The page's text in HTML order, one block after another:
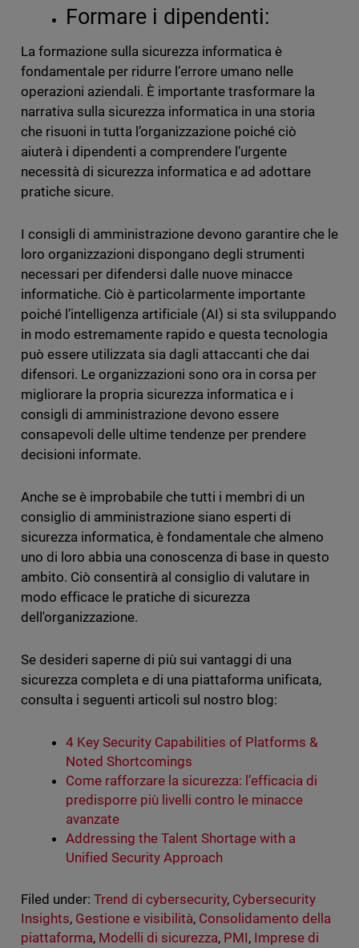
Formare i dipendenti:
La formazione sulla sicurezza informatica è
fondamentale per ridurre l’errore umano nelle
operazioni aziendali. È importante trasformare la
narrativa sulla sicurezza informatica in una storia
che risuoni in tutta l’organizzazione poiché ciò
aiuterà i dipendenti a comprendere l’urgente
necessità di sicurezza informatica e ad adottare
pratiche sicure.
I consigli di amministrazione devono garantire che le
loro organizzazioni dispongano degli strumenti
necessari per difendersi dalle nuove minacce
informatiche. Ciò è particolarmente importante
poiché l’intelligenza artificiale (AI) si sta sviluppando
in modo estremamente rapido e questa tecnologia
può essere utilizzata sia dagli attaccanti che dai
difensori. Le organizzazioni sono ora in corsa per
migliorare la propria sicurezza informatica e i
consigli di amministrazione devono essere
consapevoli delle ultime tendenze per prendere
decisioni informate.
Anche se è improbabile che tutti i membri di un
consiglio di amministrazione siano esperti di
sicurezza informatica, è fondamentale che almeno
uno di loro abbia una conoscenza di base in questo
ambito. Ciò consentirà al consiglio di valutare in
modo efficace le pratiche di sicurezza
dell'organizzazione.
Se desideri saperne di più sui vantaggi di una
sicurezza completa e di una piattaforma unificata,
consulta i seguenti articoli sul nostro blog:
4 Key Security Capabilities of Platforms &
Noted Shortcomings
Come rafforzare la sicurezza: l’efficacia di
predisporre più livelli contro le minacce
avanzate
Addressing the Talent Shortage with a
Unified Security Approach
Filed under: Trend di cybersecurity, Cybersecurity
Insights, Gestione e visibilità, Consolidamento della
piattaforma, Modelli di sicurezza, PMI, Imprese di